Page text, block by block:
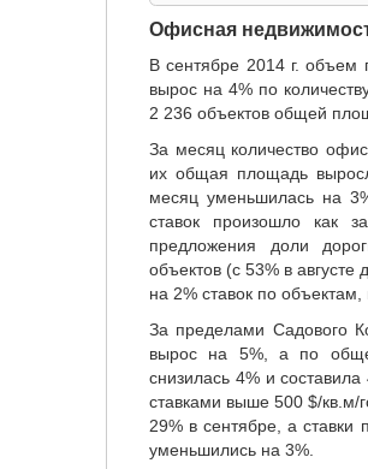
Офисная
В сентябре 2014 г. объем
вырос на 4% по
2 236 объектов общей
За месяц количество
их общая площадь
месяц уменьшилась на
ставок произошло как
предложения доли
объектов (с 53% в августе
на 2% ставок по
За пределами Садового
вырос на 5%, а по
снизилась 4% и
ставками выше 500 $/кв.м/
29% в сентябре, а
уменьшились на 3%.